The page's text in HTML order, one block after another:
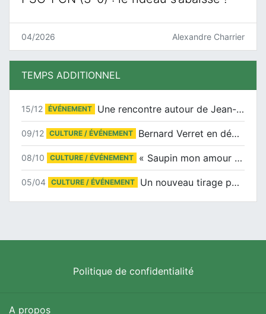
04/2026 Alexandre Charrier
TEMPS ADDITIONNEL
15/12 ÉVÉNEMENT Une rencontre autour de Jean-Claude Suaudeau
09/12 CULTURE / ÉVÉNEMENT Bernard Verret en dédicaces le samedi 13 décembre à l’Espace Culturel Atlantis
08/10 CULTURE / ÉVÉNEMENT « Saupin mon amour » au salon du livre de Trentemoult
05/04 CULTURE / ÉVÉNEMENT Un nouveau tirage pour le Docu-BD
Politique de confidentialité
A propos